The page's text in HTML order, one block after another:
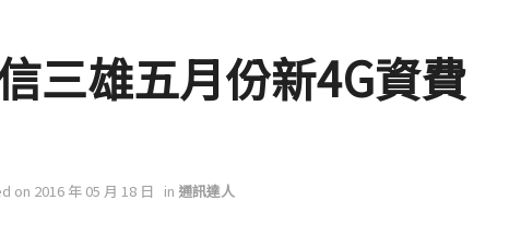
三雄五月份新4G資費
on 2016 年 05 月 18 日 in 通訊達人